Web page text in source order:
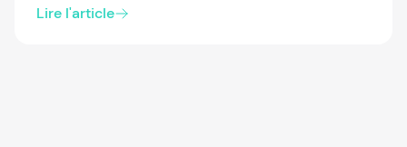
l'implémentation de TicketBAI en Araba et
Lire l'article